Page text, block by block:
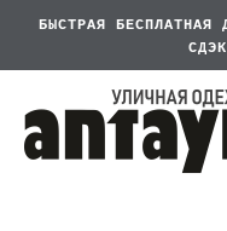
БЫСТРАЯ БЕСПЛАТНАЯ